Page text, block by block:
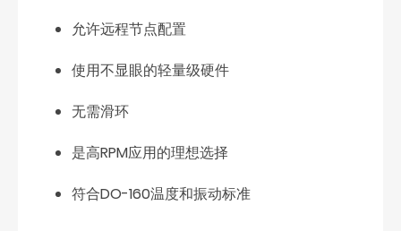
允许远程节点配置
使用不显眼的轻量级硬件
无需滑环
是高RPM应用的理想选择
符合DO-160温度和振动标准